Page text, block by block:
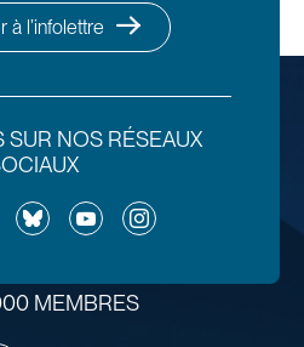
à l’infolettre
SUR NOS RÉSEAUX
BlueskyYouTubeInstagram
MEMBRES